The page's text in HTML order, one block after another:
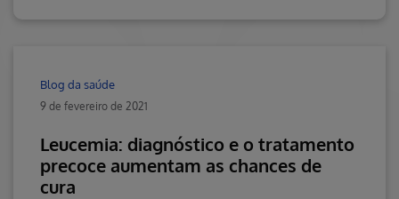
Blog da saúde
9 de fevereiro de 2021
Leucemia: diagnóstico e o tratamento
precoce aumentam as chances de
cura